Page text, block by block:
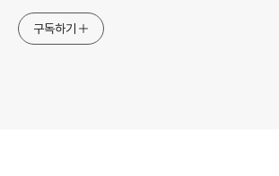
구독하기